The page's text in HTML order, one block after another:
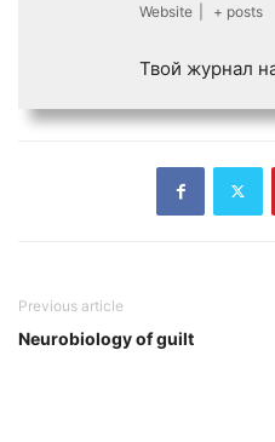
Website + posts
Твой журнал
Previous article
Neurobiology of guilt